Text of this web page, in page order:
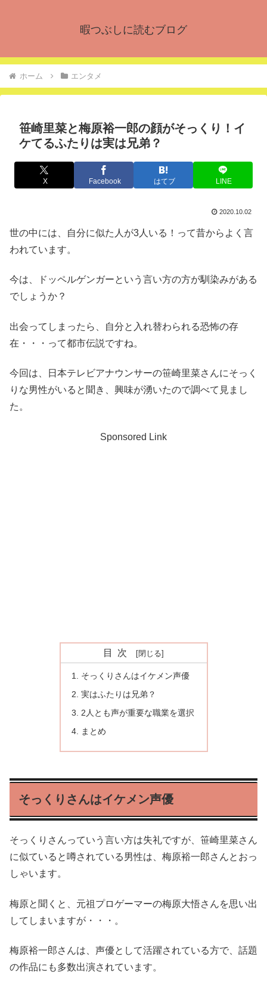
暇つぶしに読むブログ
ホーム エンタメ
笹崎里菜と梅原裕一郎の顔がそっくり！イ
ケてるふたりは実は兄弟？
X Facebook はてブ LINE
2020.10.02
世の中には、自分に似た人が3人いる！って昔からよく言
われています。
今は、ドッペルゲンガーという言い方の方が馴染みがある
でしょうか？
出会ってしまったら、自分と入れ替わられる恐怖の存
在・・・って都市伝説ですね。
今回は、日本テレビアナウンサーの笹崎里菜さんにそっく
りな男性がいると聞き、興味が湧いたので調べて見まし
た。
Sponsored Link
目次
そっくりさんはイケメン声優
実はふたりは兄弟？
2人とも声が重要な職業を選択
まとめ
そっくりさんはイケメン声優
そっくりさんっていう言い方は失礼ですが、笹崎里菜さん
に似ていると噂されている男性は、梅原裕一郎さんとおっ
しゃいます。
梅原と聞くと、元祖プロゲーマーの梅原大悟さんを思い出
してしまいますが・・・。
梅原裕一郎さんは、声優として活躍されている方で、話題
の作品にも多数出演されています。